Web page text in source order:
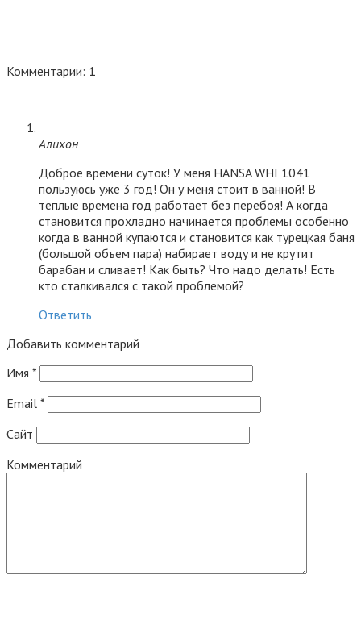
Комментарии: 1
Алихон
Доброе времени суток! У меня HANSA WHI 1041
пользуюсь уже 3 год! Он у меня стоит в ванной! В
теплые времена год работает без перебоя! А когда
становится прохладно начинается проблемы особенно
когда в ванной купаются и становится как турецкая баня
(большой объем пара) набирает воду и не крутит
барабан и сливает! Как быть? Что надо делать! Есть
кто сталкивался с такой проблемой?
Ответить
Добавить комментарий
Имя *
Email *
Сайт
Комментарий